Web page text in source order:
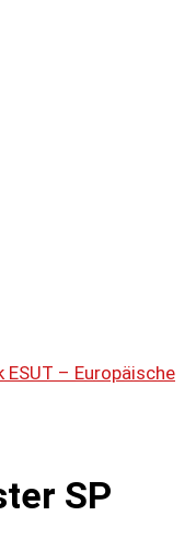
ESUT – Europäische
SP